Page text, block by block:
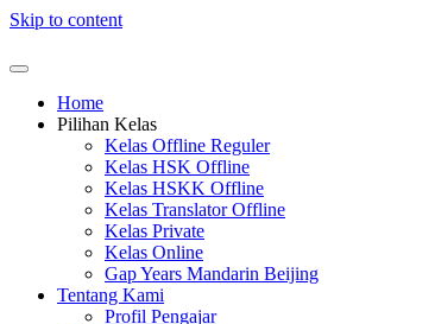
Skip to content
Home
Pilihan Kelas
Kelas Offline Reguler
Kelas HSK Offline
Kelas HSKK Offline
Kelas Translator Offline
Kelas Private
Kelas Online
Gap Years Mandarin Beijing
Tentang Kami
Profil Pengajar